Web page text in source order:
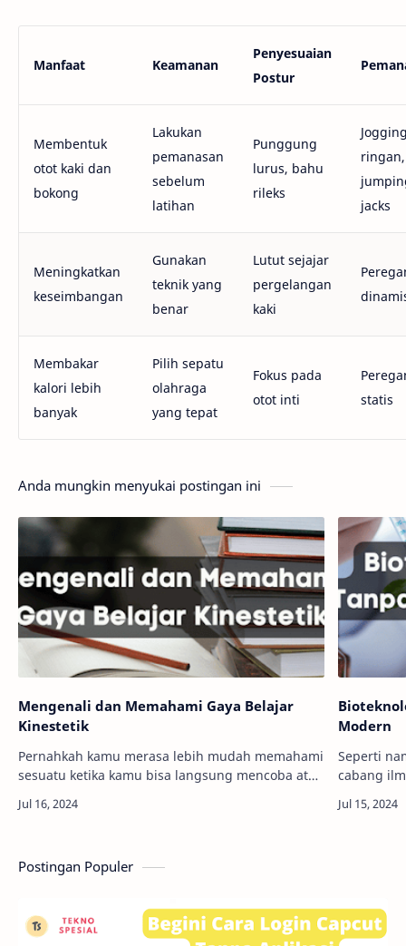
Manfaat Keamanan
Penyesuaian
Postur
Membentuk
otot kaki dan
bokong
Lakukan
pemanasan
sebelum
latihan
Punggung
lurus, bahu
rileks
ringan,
jacks
Meningkatkan
keseimbangan
Gunakan
teknik yang
benar
Lutut sejajar
pergelangan
kaki
Membakar
kalori lebih
banyak
Pilih sepatu
olahraga
yang tepat
Fokus pada
otot inti
statis
Anda mungkin menyukai postingan ini
Mengenali dan Memahami Gaya Belajar
Kinestetik
Pernahkah kamu merasa lebih mudah memahami
sesuatu ketika kamu bisa langsung mencoba atau
dalam kategori pelajar dengan gaya belajar…
Modern
Seperti
cabang
dan
Postingan Populer